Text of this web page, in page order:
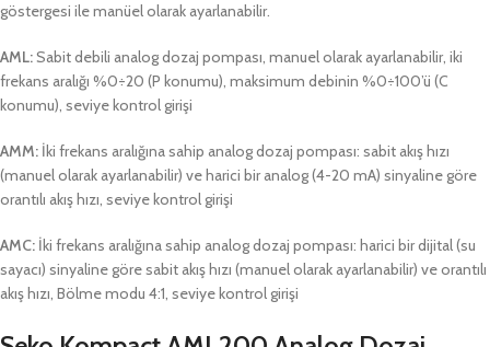
göstergesi ile manüel olarak ayarlanabilir.
AML:Sabit debili analog dozaj pompası, manuel olarak ayarlanabilir, iki
frekans aralığı %0÷20 (P konumu), maksimum debinin %0÷100’ü (C
konumu), seviye kontrol girişi
AMM: İki frekans aralığına sahip analog dozaj pompası: sabit akış hızı
(manuel olarak ayarlanabilir) ve harici bir analog (4-20 mA) sinyaline göre
orantılı akış hızı, seviye kontrol girişi
AMC: İki frekans aralığına sahip analog dozaj pompası: harici bir dijital (su
sayacı) sinyaline göre sabit akış hızı (manuel olarak ayarlanabilir) ve orantılı
akış hızı, Bölme modu 4:1, seviye kontrol girişi